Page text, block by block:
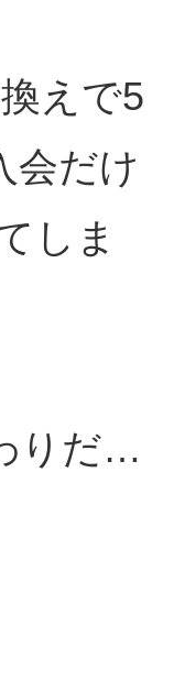
えで5
会だけ
しま
りだ…